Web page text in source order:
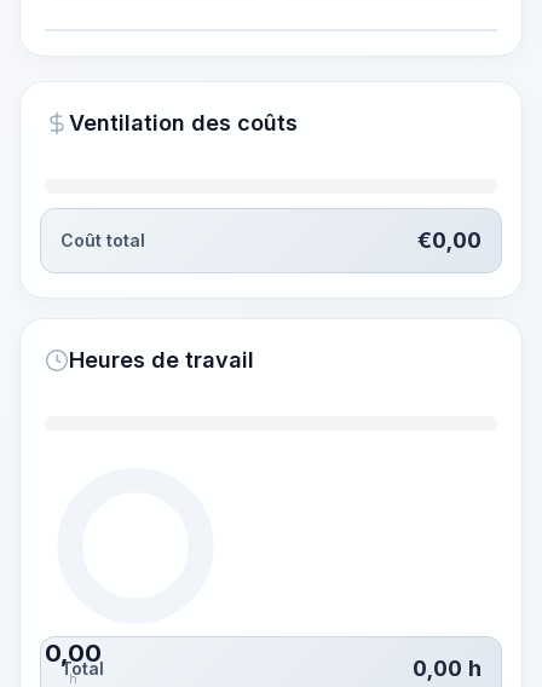
~15-30 Sek.
Ventilation des coûts
Coût total €0,00
Heures de travail
0,00
h
Total 0,00 h